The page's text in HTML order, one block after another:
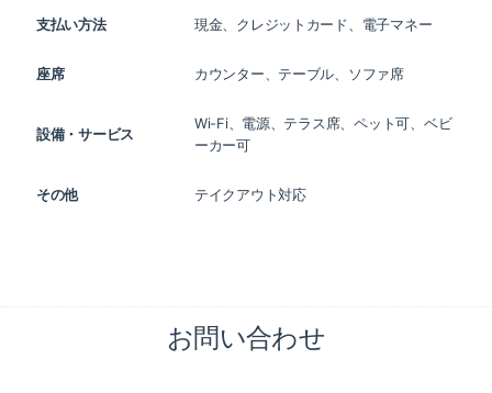
支払い方法 現金、クレジットカード、電子マネー
座席 カウンター、テーブル、ソファ席
設備・サービス
Wi-Fi、電源、テラス席、ペット可、ベビ
ーカー可
その他 テイクアウト対応
お問い合わせ